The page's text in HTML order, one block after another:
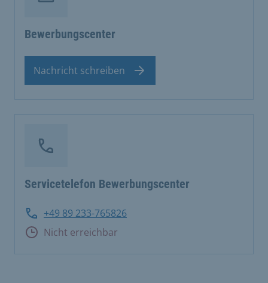
Bewerbungscenter
Nachricht schreiben
Servicetelefon Bewerbungscenter
+49 89 233-765826
Nicht erreichbar